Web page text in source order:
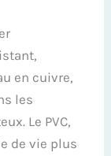
en cuivre,
les
Le PVC,
de vie plus